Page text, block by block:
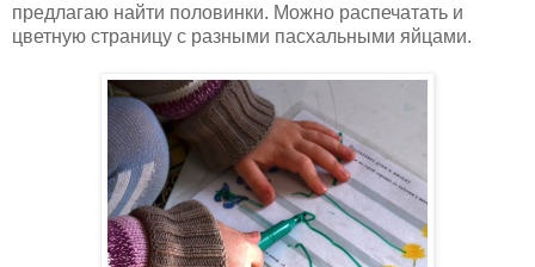
предлагаю найти половинки. Можно распечатать и
цветную страницу с разными пасхальными яйцами.